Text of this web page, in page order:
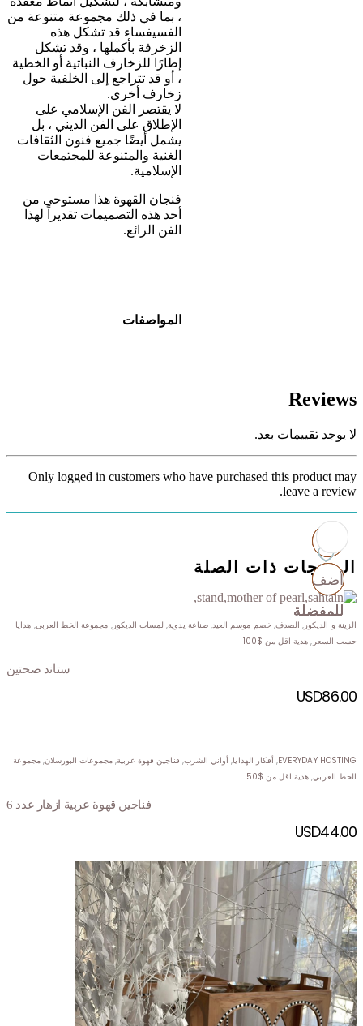
، بما في ذلك مجموعة متنوعة من
الفسيفساء قد تشكل هذه
الزخرفة بأكملها ، وقد تشكل
إطارًا للزخارف النباتية أو الخطية
، أو قد تتراجع إلى الخلفية حول
زخارف أخرى.
لا يقتصر الفن الإسلامي على
الإطلاق على الفن الديني ، بل
يشمل أيضًا جميع فنون الثقافات
الغنية والمتنوعة للمجتمعات
الإسلامية.
فنجان القهوة هذا مستوحى من
أحد هذه التصميمات تقديراً لهذا
الفن الرائع.
المواصفات
Reviews
لا يوجد تقييمات بعد.
Only logged in customers who have purchased this product may
leave a review.
المنتجات ذات الصلة
أضف
للمفضلة
الزينة و الديكور , الصدف,خصم موسم العيد,صناعة يدوية, لمسات الديكور, مجموعة الخط العربي, هدايا
حسب السعر , هدية اقل من $100
ستاند صحتين
USD86.00
أضف
للمفضلة
EVERYDAY HOSTING
, أفكار الهدايا, أواني الشرب, فناجين قهوة عربية,مجموعات البورسلان,مجموعة
الخط العربي, هدية اقل من $50
فناجين قهوة عربية ازهار عدد 6
USD44.00
أضف
للمفضلة
أضف
للمفضلة